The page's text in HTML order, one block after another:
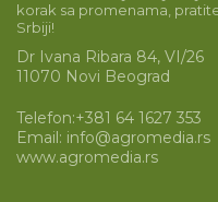
korak sa promenama,
Srbiji!
Dr Ivana Ribara 84, VI/26
11070 Novi Beograd
Telefon:+381 64 1627 353
Email: info@agromedia.rs
www.agromedia.rs